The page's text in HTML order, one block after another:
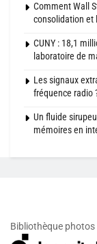
Comment Wall
consolidation et
CUNY : 18,1
laboratoire de
Les signaux
fréquence radio
Un fluide
mémoires en
Bibliothèque photos